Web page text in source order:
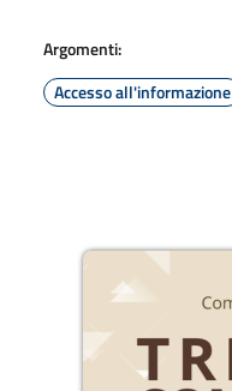
Argomenti:
Accesso all'informazione